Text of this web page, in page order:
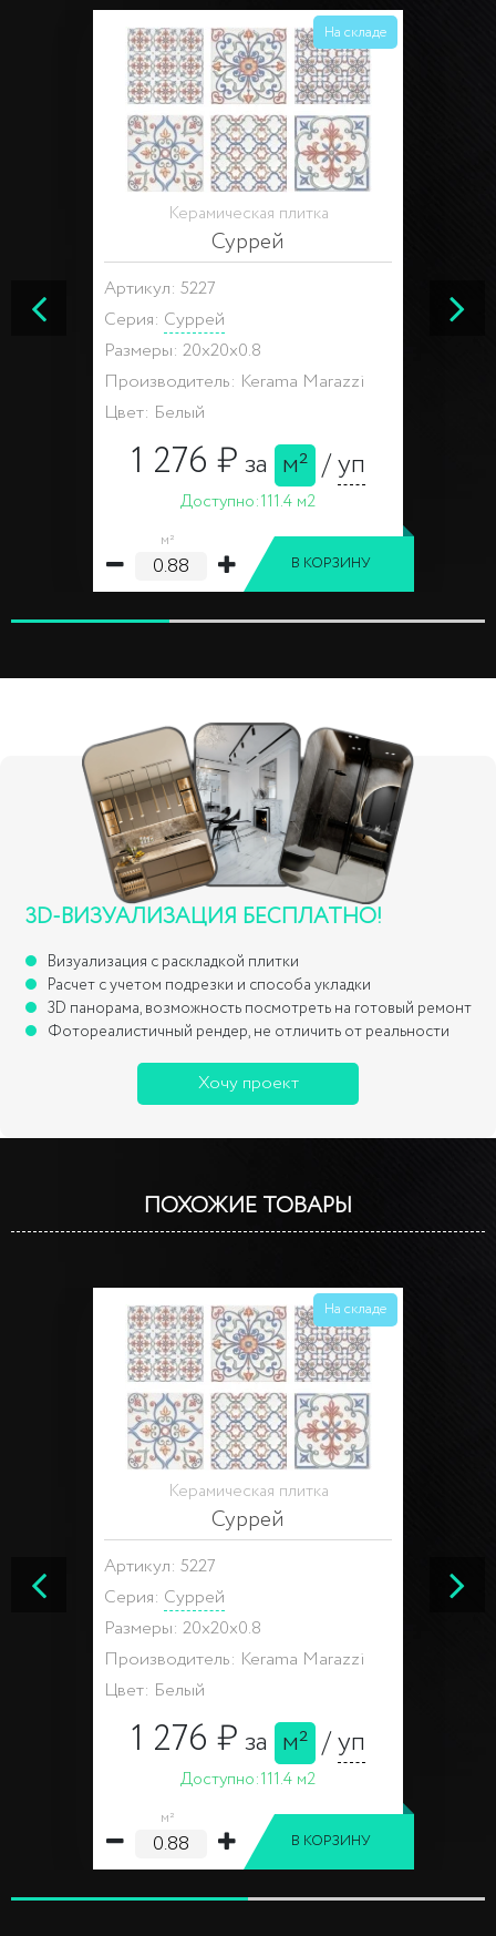
На складе
Керамическая плитка
Суррей
Артикул: 5227
Серия: Суррей
Размеры: 20x20x0.8
Производитель: Kerama Marazzi
Цвет: Белый
1 276 ₽за м² /уп
Доступно:111.4 м2
м²
В КОРЗИНУ
3D-ВИЗУАЛИЗАЦИЯ БЕСПЛАТНО!
Визуализация с раскладкой плитки
Расчет с учетом подрезки и способа укладки
3D панорама, возможность посмотреть на готовый ремонт
Фотореалистичный рендер, не отличить от реальности
Хочу проект
ПОХОЖИЕ ТОВАРЫ
На складе
Керамическая плитка
Суррей
Артикул: 5227
Серия: Суррей
Размеры: 20x20x0.8
Производитель: Kerama Marazzi
Цвет: Белый
1 276 ₽за м² /уп
Доступно:111.4 м2
м²
В КОРЗИНУ